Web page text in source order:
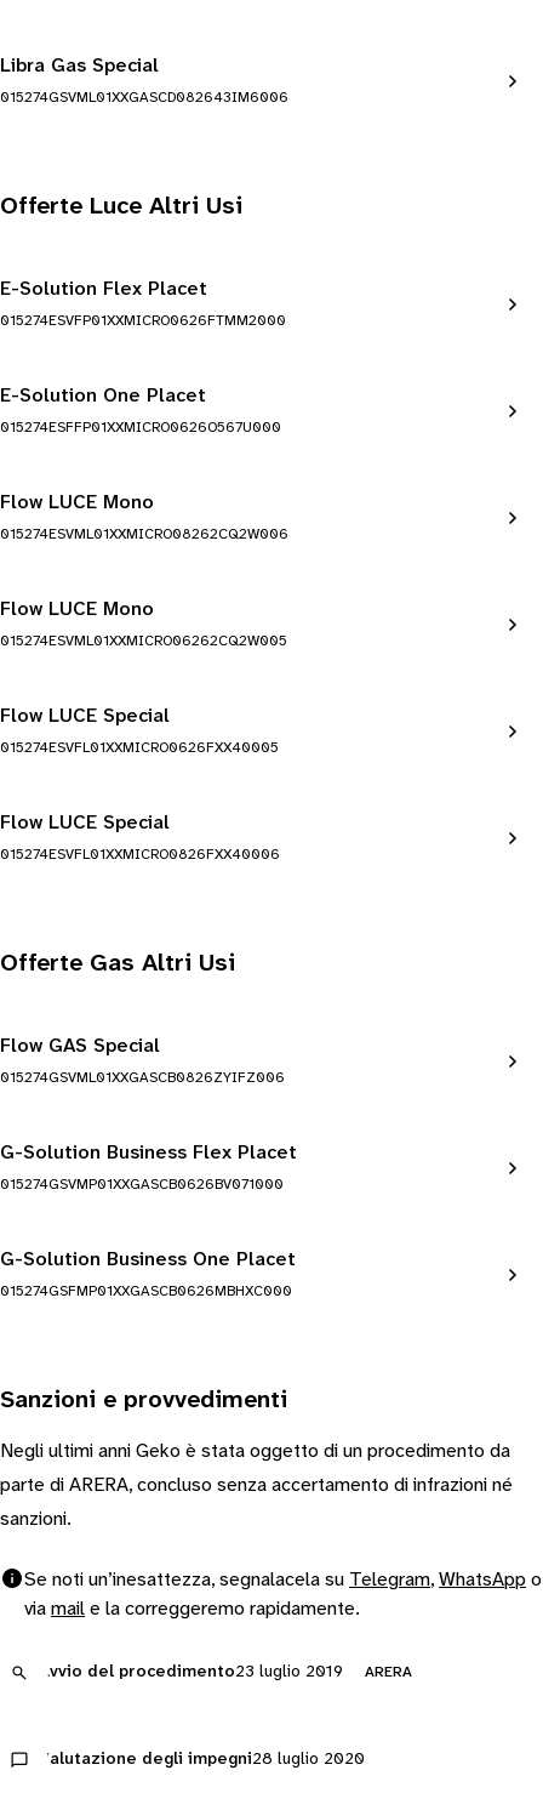
Libra Gas Special
015274GSVML01XXGASCD082643IM6006
Offerte Luce Altri Usi
E-Solution Flex Placet
015274ESVFP01XXMICRO0626FTMM2000
E-Solution One Placet
015274ESFFP01XXMICRO0626O567U000
Flow LUCE Mono
015274ESVML01XXMICRO08262CQ2W006
Flow LUCE Mono
015274ESVML01XXMICRO06262CQ2W005
Flow LUCE Special
015274ESVFL01XXMICRO0626FXX40005
Flow LUCE Special
015274ESVFL01XXMICRO0826FXX40006
Offerte Gas Altri Usi
Flow GAS Special
015274GSVML01XXGASCB0826ZYIFZ006
G-Solution Business Flex Placet
015274GSVMP01XXGASCB0626BV071000
G-Solution Business One Placet
015274GSFMP01XXGASCB0626MBHXC000
Sanzioni e provvedimenti
Negli ultimi anni Geko è stata oggetto di un procedimento da
parte di ARERA, concluso senza accertamento di infrazioni né
sanzioni.
Se noti un’inesattezza, segnalacela su Telegram, WhatsApp o
via mail e la correggeremo rapidamente.
Avvio del procedimento23 luglio 2019 ARERA
Valutazione degli impegni28 luglio 2020